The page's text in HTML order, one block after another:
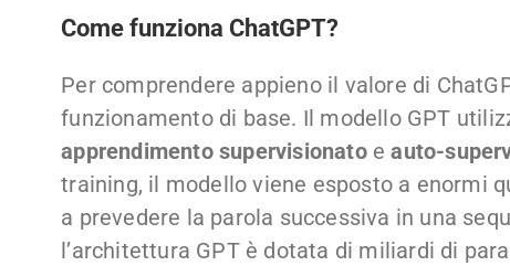
Come funziona ChatGPT?
Per comprendere appieno il valore di
funzionamento di base. Il modello GPT
apprendimento supervisionatoeauto-
training, il modello viene esposto a enormi
a prevedere la parola successiva in una
l’architettura GPT è dotata di miliardi di